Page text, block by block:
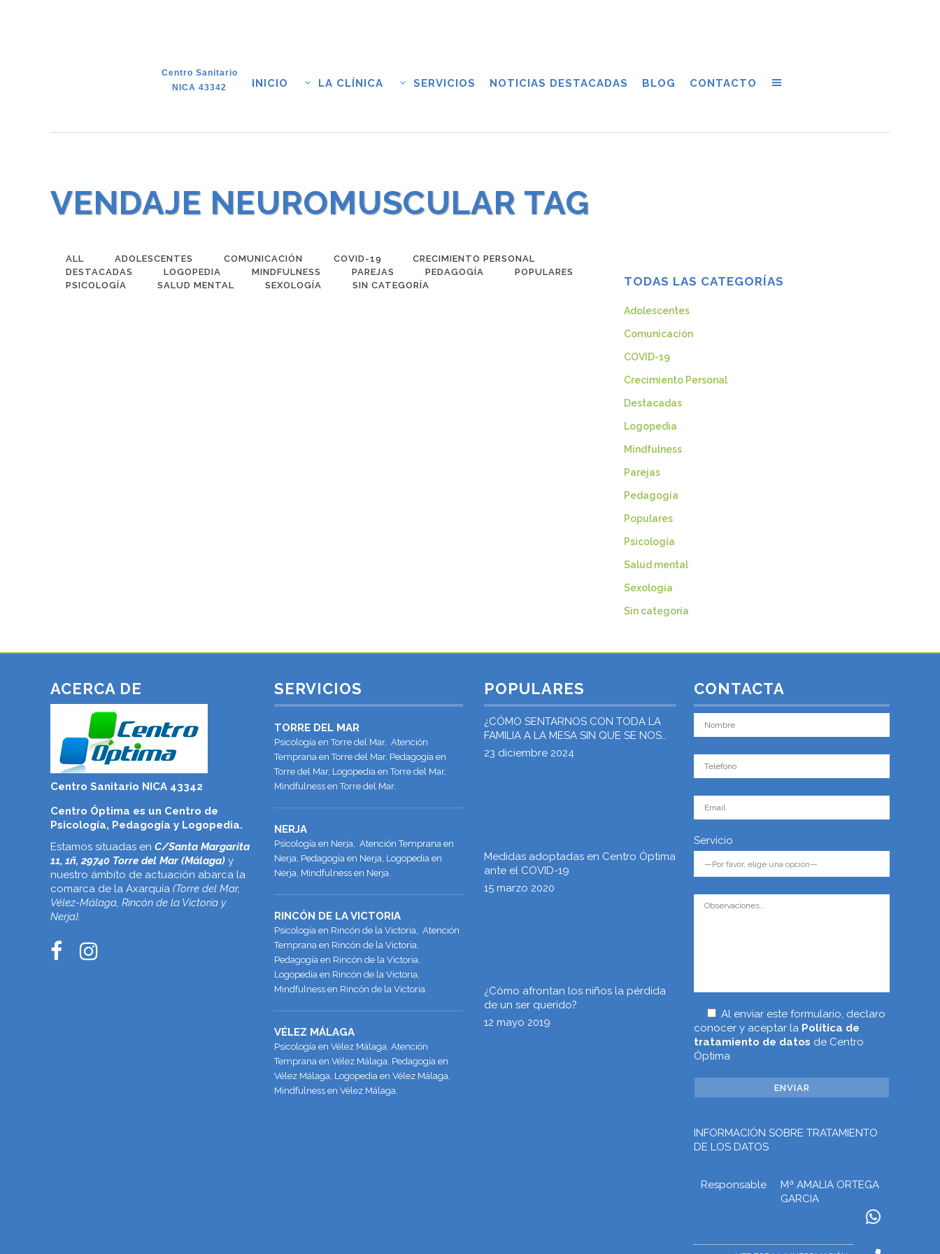
Centro Sanitario
NICA 43342
INICIO LA CLÍNICA SERVICIOS NOTICIAS DESTACADAS BLOG CONTACTO
VENDAJE NEUROMUSCULAR TAG
ALL ADOLESCENTES COMUNICACIÓN COVID-19
CRECIMIENTO PERSONAL
DESTACADAS
LOGOPEDIA MINDFULNESS PAREJAS PEDAGOGÍA
POPULARES
PSICOLOGÍA
SALUD MENTAL SEXOLOGÍA SIN CATEGORÍA TODAS LAS CATEGORÍAS
Adolescentes
Comunicación
COVID-19
Crecimiento Personal
Destacadas
Logopedia
Mindfulness
Parejas
Pedagogía
Populares
Psicología
Salud mental
Sexología
Sin categoría
ACERCA DE
Centro Sanitario NICA 43342
Centro Óptima es un Centro de
Psicología, Pedagogía y Logopedia.
Estamos situadas en C/Santa Margarita
11, 1ñ, 29740 Torre del Mar (Málaga) y
nuestro ámbito de actuación abarca la
comarca de la Axarquía (Torre del Mar,
Vélez-Málaga, Rincón de la Victoria y
Nerja).
SERVICIOS
TORRE DEL MAR
Psicología en Torre del Mar, Atención
Temprana en Torre del Mar, Pedagogía en
Torre del Mar, Logopedia en Torre del Mar,
Mindfulness en Torre del Mar.
NERJA
Psicología en Nerja, Atención Temprana en
Nerja, Pedagogía en Nerja, Logopedia en
Nerja, Mindfulness en Nerja.
RINCÓN DE LA VICTORIA
Psicología en Rincón de la Victoria, Atención
Temprana en Rincón de la Victoria,
Pedagogía en Rincón de la Victoria,
Logopedia en Rincón de la Victoria,
Mindfulness en Rincón de la Victoria.
VÉLEZ MÁLAGA
Psicología en Vélez Málaga, Atención
Temprana en Vélez Málaga, Pedagogía en
Vélez Málaga, Logopedia en Vélez Málaga,
Mindfulness en Vélez Málaga.
POPULARES
¿CÓMO SENTARNOS CON TODA LA
FAMILIA A LA MESA SIN QUE SE NOS
«ATRAGANTE EL PAVO»?
23 diciembre 2024
Medidas adoptadas en Centro Óptima
ante el COVID-19
15 marzo 2020
¿Cómo afrontan los niños la pérdida
de un ser querido?
12 mayo 2019
CONTACTA
Servicio
Al enviar este formulario, declaro
conocer y aceptar la Política de
tratamiento de datos de Centro
Óptima
INFORMACIÓN SOBRE TRATAMIENTO
DE LOS DATOS
Responsable
Mª AMALIA ORTEGA
GARCIA